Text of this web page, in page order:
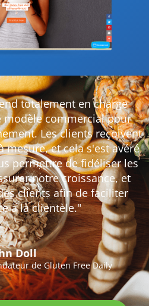
totalement en charge
commercial pour
Les clients reçoivent
mesure, et cela s'est avéré
permettre de fidéliser les
notre croissance, et
clients afin de faciliter
à la clientèle."
Doll
de Gluten Free Daily